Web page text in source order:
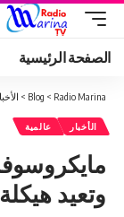
الصفحة الرئيسية
Radio Marina
>
Blog
>
الأخبار عالمية
وتعيد